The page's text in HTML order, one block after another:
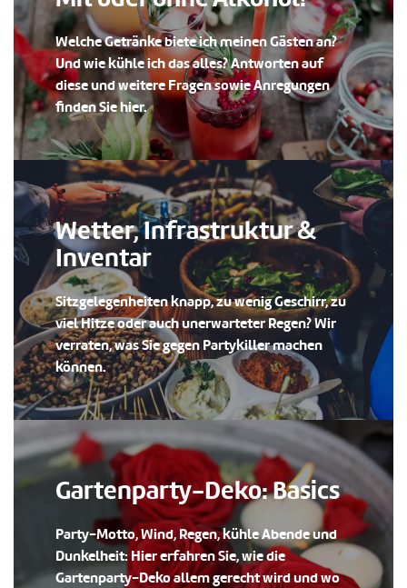
Welche Getränke biete ich meinen Gästen an?
Und wie kühle ich das alles? Antworten auf
diese und weitere Fragen sowie Anregungen
finden Sie hier.
Wetter, Infrastruktur &
Inventar
Sitzgelegenheiten knapp, zu wenig Geschirr, zu
viel Hitze oder auch unerwarteter Regen? Wir
verraten, was Sie gegen Partykiller machen
können.
Gartenparty-Deko: Basics
Party-Motto, Wind, Regen, kühle Abende und
Dunkelheit: Hier erfahren Sie, wie die
Gartenparty-Deko allem gerecht wird und wo